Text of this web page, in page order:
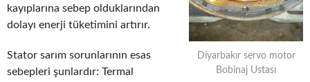
Diyarbakır servo motor
Bobinaj Ustası
kayıplarına sebep olduklarından
dolayı enerji tüketimini artırır.
Stator sarım sorunlarının esas
sebepleri şunlardır: Termal